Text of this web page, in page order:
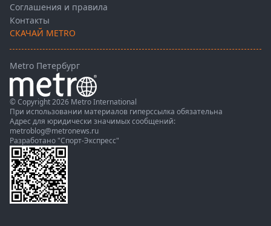
Соглашения и правила
Контакты
СКАЧАЙ METRO
Metro Петербург
© Copyright 2026 Metro International
При использовании материалов гиперссылка обязательна
Адрес для юридически значимых сообщений:
metroblog@metronews.ru
Разработано "Спорт-Экспресс"